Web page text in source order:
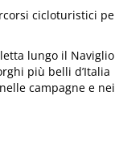
cicloturistici
lungo il
più belli d’Italia
campagne e